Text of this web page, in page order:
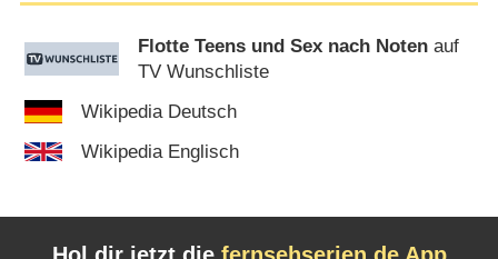
Flotte Teens und Sex nach Noten auf
TV Wunschliste
Wikipedia Deutsch
Wikipedia Englisch